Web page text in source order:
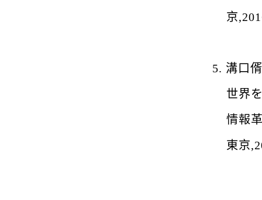
京
5. 溝口偦
世界
情報
東京,